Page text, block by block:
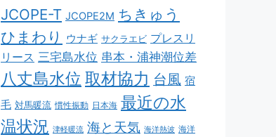
JCOPE-T JCOPE2M ちきゅう
ひまわり
ウナギ サクラエビ プレスリ
リース 三宅島水位 串本・浦神潮位差
八丈島水位 取材協力 台風 宿
毛 対馬暖流 慣性振動 日本海 最近の水
温状況 津軽暖流 海と天気 海洋熱波 海洋